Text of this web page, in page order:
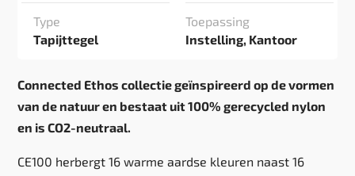
Type
Tapijttegel
Toepassing
Instelling, Kantoor
Connected Ethos collectie geïnspireerd op de vormen
van de natuur en bestaat uit 100% gerecycled nylon
en is CO2-neutraal.
CE100 herbergt 16 warme aardse kleuren naast 16